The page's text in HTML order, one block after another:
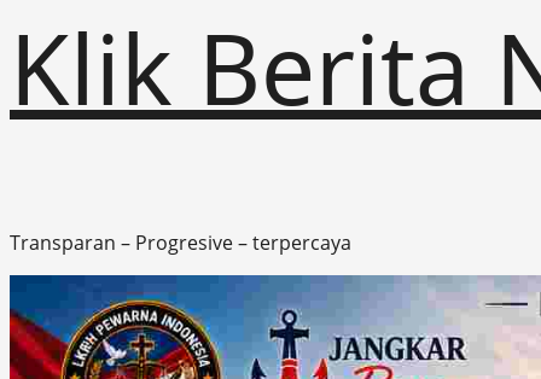
Klik Berita
Transparan – Progresive – terpercaya